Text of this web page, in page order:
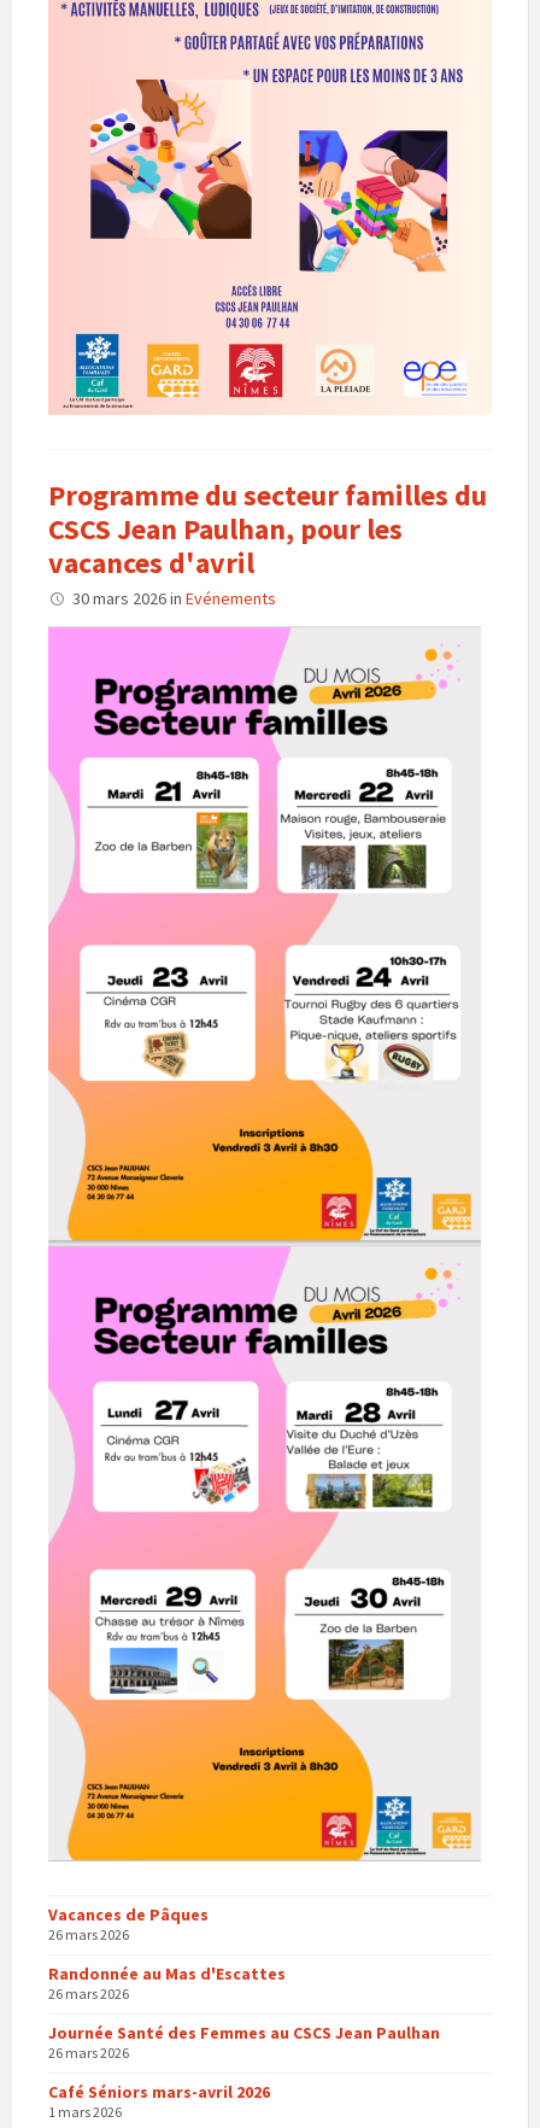
Programme du secteur familles du
CSCS Jean Paulhan, pour les
vacances d'avril
30 mars 2026in Evénements
Vacances de Pâques
26 mars 2026
Randonnée au Mas d'Escattes
26 mars 2026
Journée Santé des Femmes au CSCS Jean Paulhan
26 mars 2026
Café Séniors mars-avril 2026
1 mars 2026